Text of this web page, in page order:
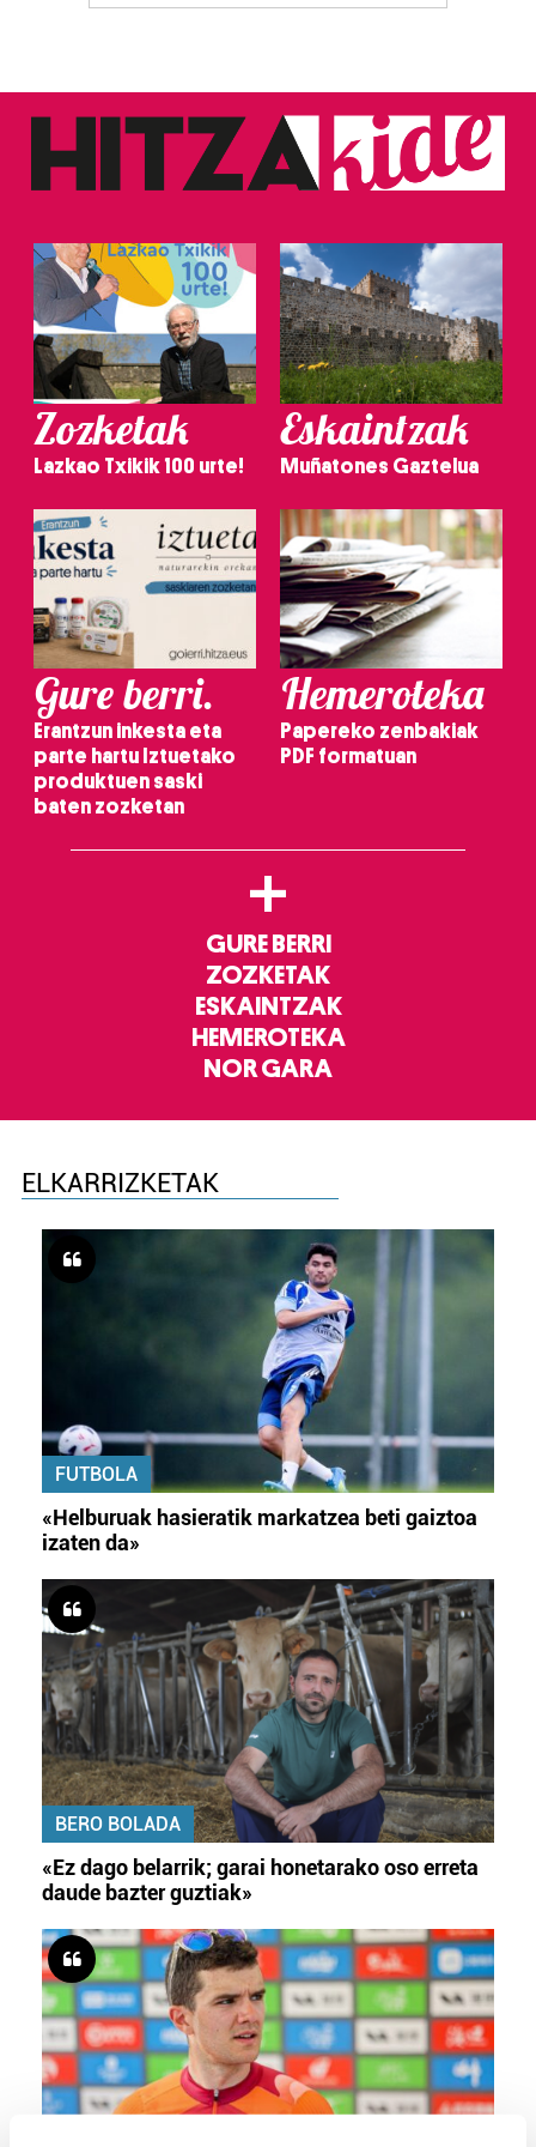
Zozketak
Lazkao Txikik 100 urte!
Eskaintzak
Muñatones Gaztelua
Gure berri.
Erantzun inkesta eta
parte hartu Iztuetako
produktuen saski
baten zozketan
Hemeroteka
Papereko zenbakiak
PDF formatuan
+
GURE BERRI
ZOZKETAK
ESKAINTZAK
HEMEROTEKA
NOR GARA
ELKARRIZKETAK
FUTBOLA
«Helburuak hasieratik markatzea beti gaiztoa
izaten da»
BERO BOLADA
«Ez dago belarrik; garai honetarako oso erreta
daude bazter guztiak»